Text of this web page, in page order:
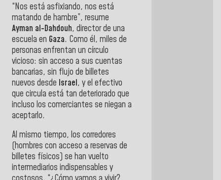
“Nos está asfixiando, nos está
matando de hambre”, resume
Ayman al-Dahdouh, director de una
escuela en Gaza. Como él, miles de
personas enfrentan un círculo
vicioso: sin acceso a sus cuentas
bancarias, sin flujo de billetes
nuevos desde Israel, y el efectivo
que circula está tan deteriorado que
incluso los comerciantes se niegan a
aceptarlo.
Al mismo tiempo, los corredores
(hombres con acceso a reservas de
billetes físicos) se han vuelto
intermediarios indispensables y